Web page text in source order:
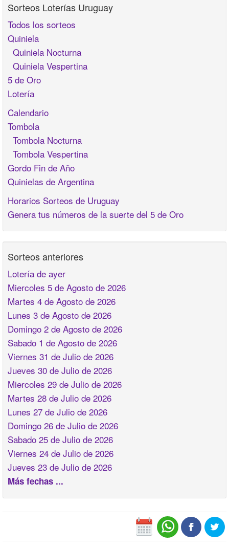
Sorteos Loterías Uruguay
Todos los sorteos
Quiniela
Quiniela Nocturna
Quiniela Vespertina
5 de Oro
Lotería
Calendario
Tombola
Tombola Nocturna
Tombola Vespertina
Gordo Fin de Año
Quinielas de Argentina
Horarios Sorteos de Uruguay
Genera tus números de la suerte del 5 de Oro
Sorteos anteriores
Lotería de ayer
Miercoles 5 de Agosto de 2026
Martes 4 de Agosto de 2026
Lunes 3 de Agosto de 2026
Domingo 2 de Agosto de 2026
Sabado 1 de Agosto de 2026
Viernes 31 de Julio de 2026
Jueves 30 de Julio de 2026
Miercoles 29 de Julio de 2026
Martes 28 de Julio de 2026
Lunes 27 de Julio de 2026
Domingo 26 de Julio de 2026
Sabado 25 de Julio de 2026
Viernes 24 de Julio de 2026
Jueves 23 de Julio de 2026
Más fechas ...